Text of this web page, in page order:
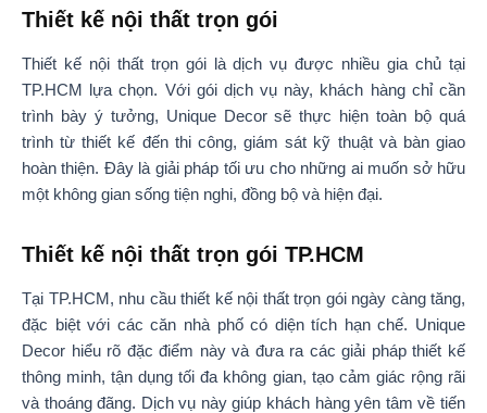
Thiết kế nội thất trọn gói
Thiết kế nội thất trọn gói là dịch vụ được nhiều gia chủ tại
TP.HCM lựa chọn. Với gói dịch vụ này, khách hàng chỉ cần
trình bày ý tưởng, Unique Decor sẽ thực hiện toàn bộ quá
trình từ thiết kế đến thi công, giám sát kỹ thuật và bàn giao
hoàn thiện. Đây là giải pháp tối ưu cho những ai muốn sở hữu
một không gian sống tiện nghi, đồng bộ và hiện đại.
Thiết kế nội thất trọn gói TP.HCM
Tại TP.HCM, nhu cầu thiết kế nội thất trọn gói ngày càng tăng,
đặc biệt với các căn nhà phố có diện tích hạn chế. Unique
Decor hiểu rõ đặc điểm này và đưa ra các giải pháp thiết kế
thông minh, tận dụng tối đa không gian, tạo cảm giác rộng rãi
và thoáng đãng. Dịch vụ này giúp khách hàng yên tâm về tiến